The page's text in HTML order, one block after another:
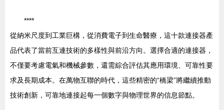
****
從納米尺度到工業巨構，從消費電子到生命醫療，這十款連接器產
品代表了當前互連技術的多樣性與前沿方向。選擇合適的連接器，
不僅要考慮電氣和機械參數，還需綜合評估其應用環境、可靠性要
求及長期成本。在萬物互聯的時代，這些精密的“橋梁”將繼續推動
技術創新，可靠地連接起每一個數字與物理世界的信息節點。